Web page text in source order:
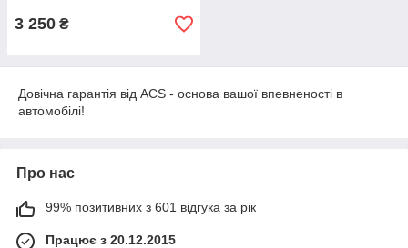
3 250 ₴
Довічна гарантія від ACS - основа вашої впевненості в
автомобілі!
Про нас
99% позитивних з 601 відгука за рік
Працює з 20.12.2015